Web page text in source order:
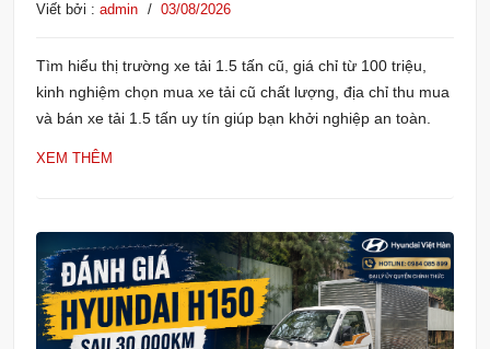
Viết bởi : admin / 03/08/2026
Tìm hiểu thị trường xe tải 1.5 tấn cũ, giá chỉ từ 100 triệu,
kinh nghiệm chọn mua xe tải cũ chất lượng, địa chỉ thu mua
và bán xe tải 1.5 tấn uy tín giúp bạn khởi nghiệp an toàn.
XEM THÊM